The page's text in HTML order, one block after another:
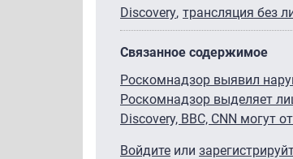
Discovery трансляция без
Связанное содержимое
Роскомнадзор выявил
Роскомнадзор выделяет
Discovery, BBC, CNN могут
Войдите или